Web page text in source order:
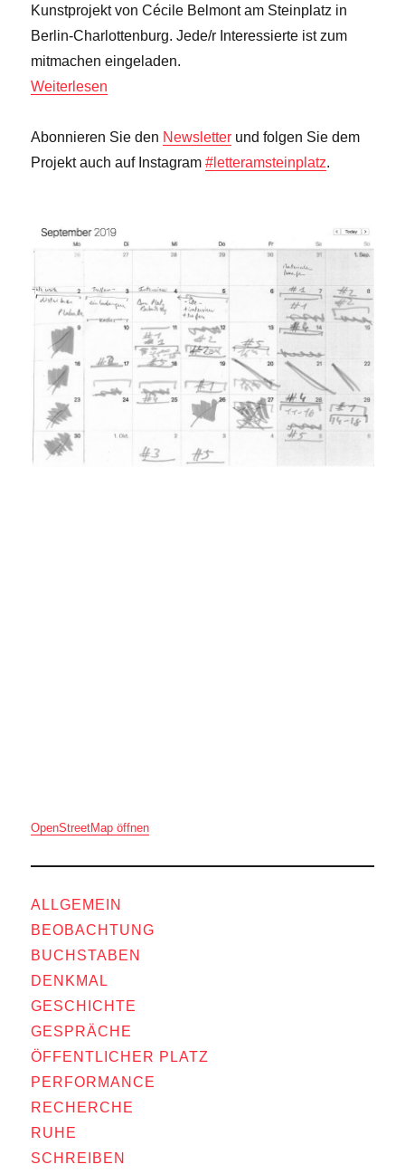
Kunstprojekt von Cécile Belmont am Steinplatz in
Berlin-Charlottenburg. Jede/r Interessierte ist zum
mitmachen eingeladen.
Weiterlesen
Abonnieren Sie den Newsletter und folgen Sie dem
Projekt auch auf Instagram#letteramsteinplatz.
OpenStreetMap öffnen
ALLGEMEIN
BEOBACHTUNG
BUCHSTABEN
DENKMAL
GESCHICHTE
GESPRÄCHE
ÖFFENTLICHER PLATZ
PERFORMANCE
RECHERCHE
RUHE
SCHREIBEN